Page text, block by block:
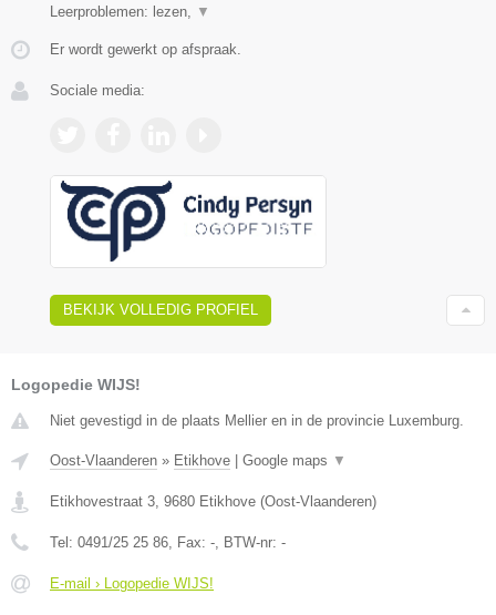
Leerproblemen: lezen,
▼
Er wordt gewerkt op afspraak.
Sociale media:
BEKIJK VOLLEDIG PROFIEL
Logopedie WIJS!
Niet gevestigd in de plaats Mellier en in de provincie Luxemburg.
Oost-Vlaanderen » Etikhove Google maps ▼
Etikhovestraat 3, 9680 Etikhove (Oost-Vlaanderen)
Tel: 0491/25 25 86, Fax: -, BTW-nr: -
E-mail › Logopedie WIJS!